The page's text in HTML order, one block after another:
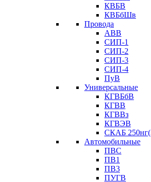
КВБВ
КВБбШв
Провода
АВВ
СИП-1
СИП-2
СИП-3
СИП-4
ПуВ
Универсальные
КГВБбВ
КГВВ
КГВВз
КГВЭВ
СКАБ
Автомобильные
ПВС
ПВ1
ПВ3
ПУГВ